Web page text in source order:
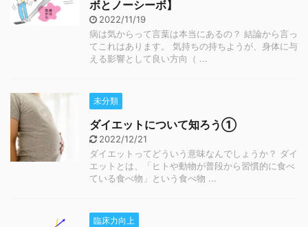
ボとノーシーボ】
2022/11/19
病は気からって言葉は本当にあるの？ 結論から言っ
てこれはあります。 気持ちの持ちようが、身体に与
える影響として良い方向（ ...
未分類
ダイエットについて知ろう①
2022/12/21
ダイエットってどういう意味なんでしょうか？ ダイ
エットとは、「ヒトや動物が普段から習慣的に食べ
ている食べ物」という食べ物 ...
臨床力向上